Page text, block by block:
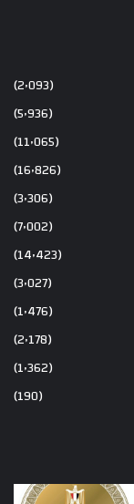
(2٬093)
(5٬936)
(11٬065)
(16٬826)
(3٬306)
(7٬002)
(14٬423)
(3٬027)
(1٬476)
(2٬178)
(1٬362)
(190)